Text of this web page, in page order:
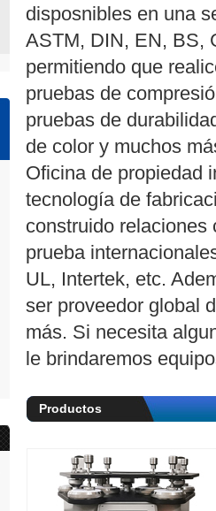
disposnibles en una
ASTM, DIN, EN, BS,
permitiendo que
pruebas de
pruebas de
de color y muchos
Oficina de propiedad
tecnología de
construido relaciones
prueba
UL, Intertek, etc.
ser proveedor global
más. Si necesita
le brindaremos
Productos